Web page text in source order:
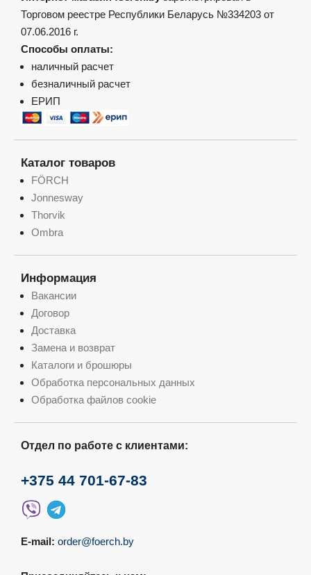
Торговом реестре Республики Беларусь №334203 от
07.06.2016 г.
Способы оплаты:
наличный расчет
безналичный расчет
ЕРИП
Каталог товаров
FÖRCH
Jonnesway
Thorvik
Ombra
Информация
Вакансии
Договор
Доставка
Замена и возврат
Каталоги и брошюры
Обработка персональных данных
Обработка файлов cookie
Отдел по работе с клиентами:
+375 44 701-67-83
E-mail: order@foerch.by